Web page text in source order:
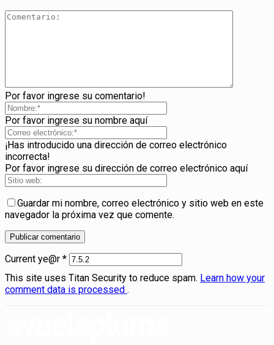
Por favor ingrese su comentario!
Por favor ingrese su nombre aquí
¡Has introducido una dirección de correo electrónico
incorrecta!
Por favor ingrese su dirección de correo electrónico aquí
Guardar mi nombre, correo electrónico y sitio web en este
navegador la próxima vez que comente.
Current ye@r *
This site uses Titan Security to reduce spam. Learn how your
comment data is processed .